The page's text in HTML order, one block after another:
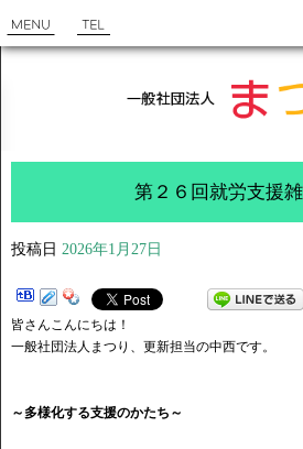
第２６回就労支援
投稿日 2026年1月27日
皆さんこんにちは！
一般社団法人まつり、更新担当の中西です。
～多様化する支援のかたち～